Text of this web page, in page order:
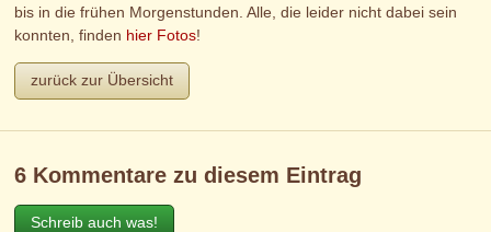
bis in die frühen Morgenstunden. Alle, die leider nicht dabei sein
konnten, finden hier Fotos!
zurück zur Übersicht
6 Kommentare zu diesem Eintrag
Schreib auch was!